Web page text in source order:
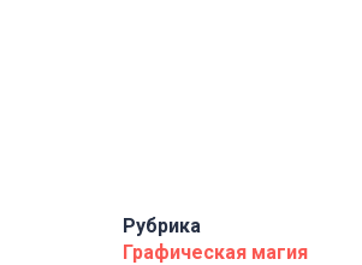
Рубрика
Графическая магия